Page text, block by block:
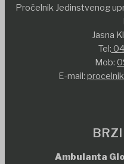
Pročelnik Jedinstvenog
Jasna
Tel:
Mob:
E-mail:
Ambulanta